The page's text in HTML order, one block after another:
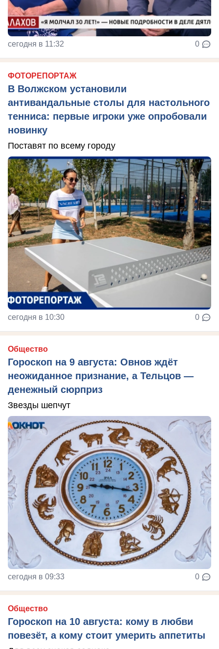
сегодня в 11:32 0
ФОТОРЕПОРТАЖ
В Волжском установили
антивандальные столы для настольного
тенниса: первые игроки уже опробовали
новинку
Поставят по всему городу
сегодня в 10:30 0
Общество
Гороскоп на 9 августа: Овнов ждёт
неожиданное признание, а Тельцов —
денежный сюрприз
Звезды шепчут
сегодня в 09:33 0
Общество
Гороскоп на 10 августа: кому в любви
повезёт, а кому стоит умерить аппетиты